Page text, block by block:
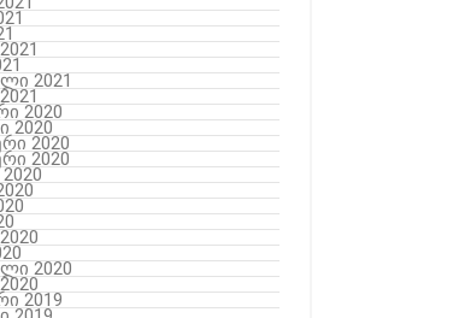
2021
2020
2020
2020
2020
2020
2019